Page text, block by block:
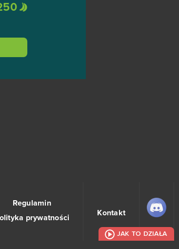
JAK TO DZIAŁA
Regulamin
prywatności
Kontakt